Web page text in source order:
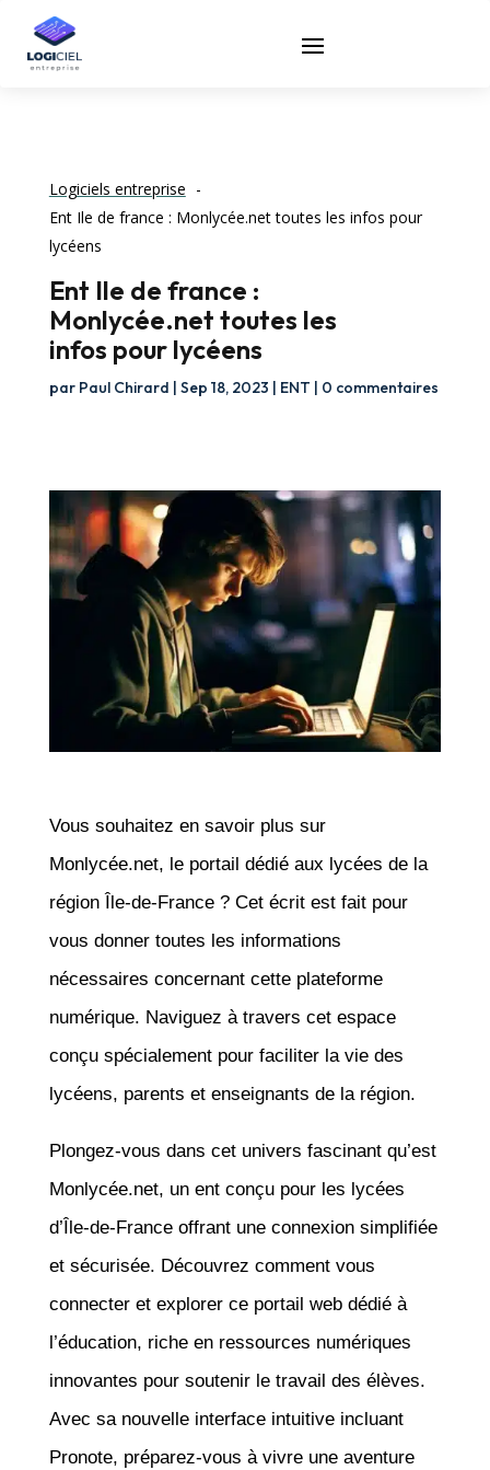
Logiciels entreprise
Ent Ile de france : Monlycée.net toutes les infos pour
lycéens
Ent Ile de france :
Monlycée.net toutes les
infos pour lycéens
par Paul Chirard | Sep 18, 2023 | ENT | 0 commentaires
Vous souhaitez en savoir plus sur
Monlycée.net, le portail dédié aux lycées de la
région Île-de-France ? Cet écrit est fait pour
vous donner toutes les informations
nécessaires concernant cette plateforme
numérique. Naviguez à travers cet espace
conçu spécialement pour faciliter la vie des
lycéens, parents et enseignants de la région.
Plongez-vous dans cet univers fascinant qu’est
Monlycée.net, un ent conçu pour les lycées
d’Île-de-France offrant une connexion simplifiée
et sécurisée. Découvrez comment vous
connecter et explorer ce portail web dédié à
l’éducation, riche en ressources numériques
innovantes pour soutenir le travail des élèves.
Avec sa nouvelle interface intuitive incluant
Pronote, préparez-vous à vivre une aventure